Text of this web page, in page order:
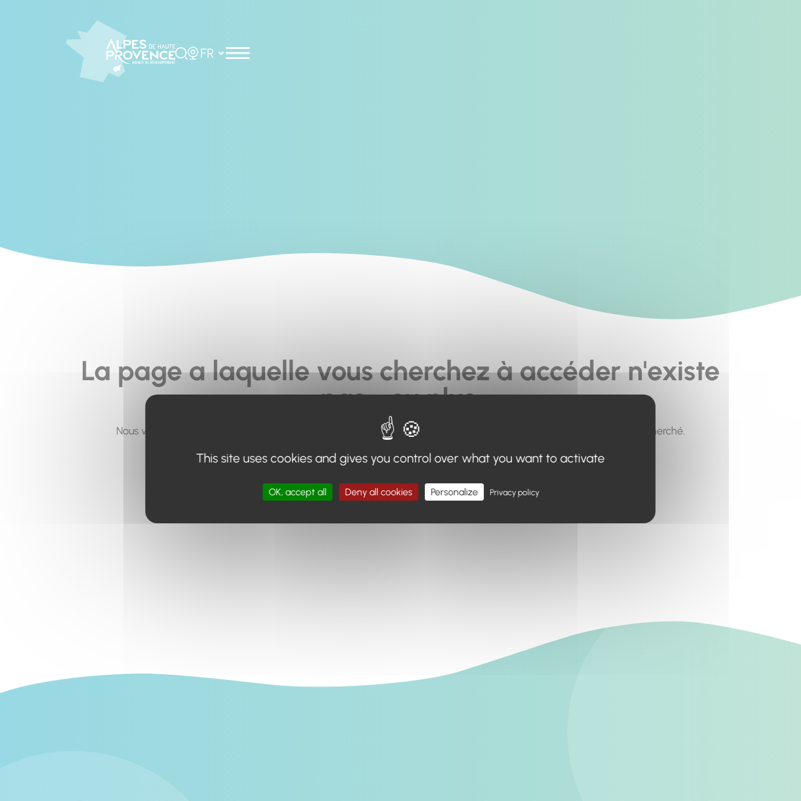
Rechercher
Choisir la langue
La page a laquelle vous cherchez à accéder n'existe
pas... ou plus.
Nous vous invitons à utiliser le moteur de recherche en haut de page, ou à utiliser le menu pour trouver le contenu recherché.
Retour à l'accueil
This site uses cookies and gives you control over what you want to activate
OK, accept all Deny all cookies Personalize Privacy policy